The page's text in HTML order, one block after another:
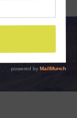
Bezpečí a
na